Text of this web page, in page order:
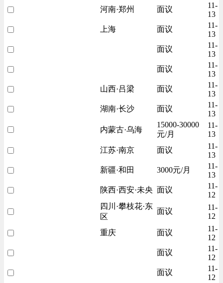
河南·郑州
面议
11-
13
上海
面议
11-
13
面议
11-
13
面议
11-
13
山西·吕梁
面议
11-
13
湖南·长沙
面议
11-
13
内蒙古·乌海
15000-30000
元/月
11-
13
江苏·南京
面议
11-
13
新疆·和田
3000元/月
11-
13
陕西·西安·未央 面议
11-
12
四川·攀枝花·东
区
面议
11-
12
重庆
面议
11-
12
面议
11-
12
面议
11-
12